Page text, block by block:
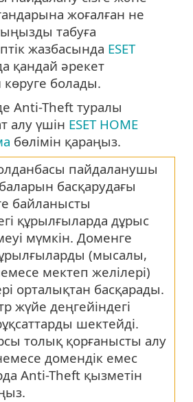
жоғалған не
табуға
жазбасында ESET
қандай әрекет
болады.
Anti-Theft туралы
алу үшін ESET HOME
бөлімін қараңыз.
пайдаланушы
басқарудағы
байланысты
құрылғыларда дұрыс
мүмкін. Доменге
(мысалы,
мектеп желілері)
орталықтан басқарады.
жүйе деңгейіндегі
шектейді.
толық қорғанысты алу
домендік емес
Anti-Theft қызметін